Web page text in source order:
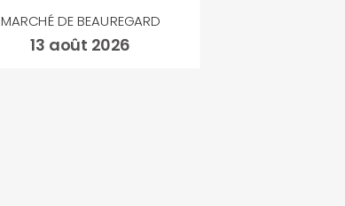
MARCHÉ DE BEAUREGARD
13 août 2026